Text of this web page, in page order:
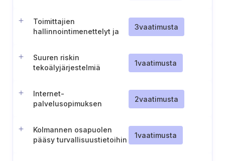
Toimittajien
hallinnointimenettelyt ja
3vaatimusta
Suuren riskin
tekoälyjärjestelmiä
saatavuuden
varmistaminen
1vaatimusta
Internet-
palvelusopimuksen
2vaatimusta
Kolmannen osapuolen
pääsy turvallisuustietoihin
1vaatimusta